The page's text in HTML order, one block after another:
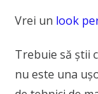
Vrei un look
Trebuie să știi
nu este una